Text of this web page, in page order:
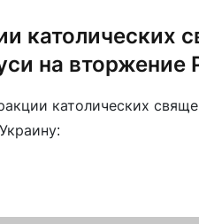
католических
на вторжение
католических